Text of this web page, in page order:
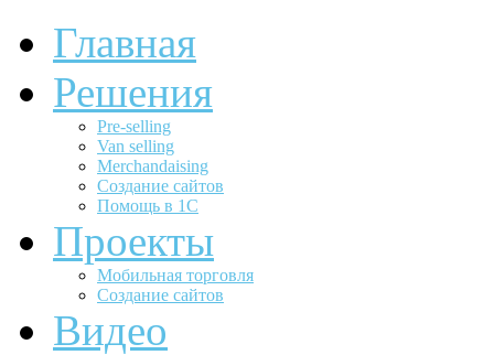
Главная
Решения
Pre-selling
Van selling
Merchandaising
Создание сайтов
Помощь в 1С
Проекты
Мобильная торговля
Создание сайтов
Видео